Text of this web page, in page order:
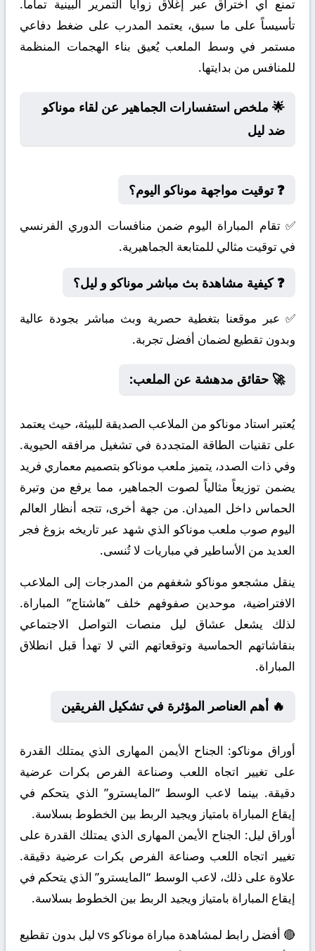
تمنع أي اختراق عبر إغلاق زوايا التمرير البينية تماماً.
تأسيساً على ما سبق، يعتمد المدرب على ضغط دفاعي
مستمر في وسط الملعب يُعيق بناء الهجمات المنظمة
للمنافس من بدايتها.
🌟 ملخص استفسارات الجماهير عن لقاء موناكو
ضد ليل
❓ توقيت مواجهة موناكو اليوم؟
✅ تقام المباراة اليوم ضمن منافسات الدوري الفرنسي
في توقيت مثالي للمتابعة الجماهيرية.
❓ كيفية مشاهدة بث مباشر موناكو و ليل؟
✅ عبر موقعنا بتغطية حصرية وبث مباشر بجودة عالية
وبدون تقطيع لضمان أفضل تجربة.
🚀 حقائق مدهشة عن الملعب:
يُعتبر استاد موناكو من الملاعب الصديقة للبيئة، حيث يعتمد
على تقنيات الطاقة المتجددة في تشغيل مرافقه الحيوية.
وفي ذات الصدد، يتميز ملعب موناكو بتصميم معماري فريد
يضمن توزيعاً مثالياً لصوت الجماهير، مما يرفع من وتيرة
الحماس داخل الميدان. من جهة أخرى، تتجه أنظار العالم
اليوم صوب ملعب موناكو الذي شهد عبر تاريخه بزوغ فجر
العديد من الأساطير في مباريات لا تُنسى.
ينقل مشجعو موناكو شغفهم من المدرجات إلى الملاعب
الافتراضية، موحدين صفوفهم خلف “هاشتاج” المباراة.
لذلك يشعل عشاق ليل منصات التواصل الاجتماعي
بنقاشاتهم الحماسية وتوقعاتهم التي لا تهدأ قبل انطلاق
المباراة.
🔥 أهم العناصر المؤثرة في تشكيل الفريقين
أوراق موناكو: الجناح الأيمن المهارى الذي يمتلك القدرة
على تغيير اتجاه اللعب وصناعة الفرص بكرات عرضية
دقيقة. بينما لاعب الوسط “المايسترو” الذي يتحكم في
إيقاع المباراة بامتياز ويجيد الربط بين الخطوط بسلاسة.
أوراق ليل: الجناح الأيمن المهارى الذي يمتلك القدرة على
تغيير اتجاه اللعب وصناعة الفرص بكرات عرضية دقيقة.
علاوة على ذلك، لاعب الوسط “المايسترو” الذي يتحكم في
إيقاع المباراة بامتياز ويجيد الربط بين الخطوط بسلاسة.
🔴 أفضل رابط لمشاهدة مباراة موناكو vs ليل بدون تقطيع